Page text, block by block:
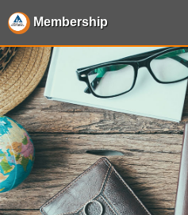
Membership